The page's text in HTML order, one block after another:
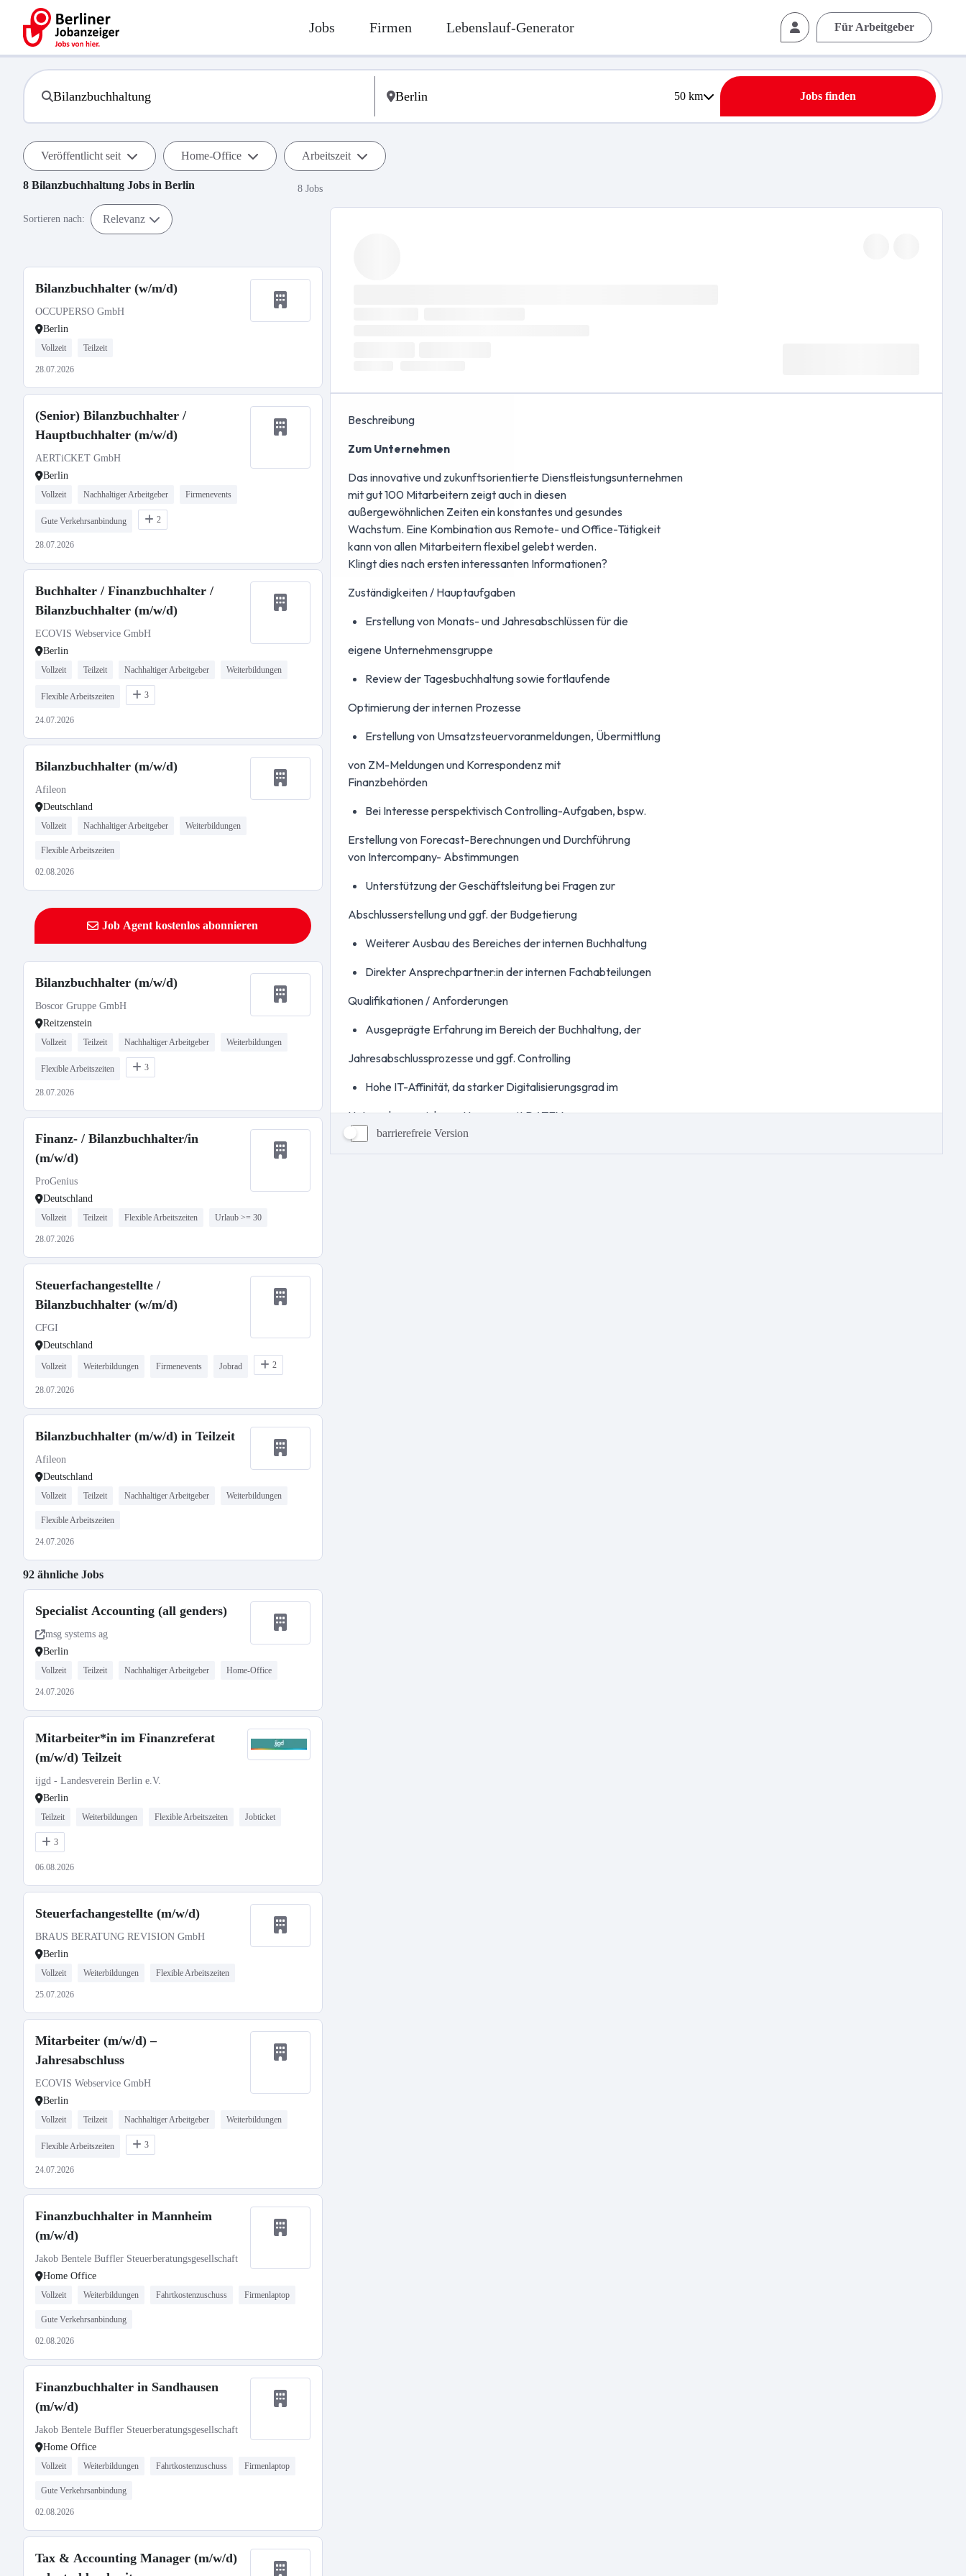
Jobs Firmen Lebenslauf-Generator Für Arbeitgeber
50km Jobs finden
Veröffentlicht seit Home-Office Arbeitszeit
8 Bilanzbuchhaltung Jobs in Berlin 8 Jobs
Sortieren nach: Relevanz
Bilanzbuchhalter (w/m/d)
OCCUPERSO GmbH
Berlin
Vollzeit Teilzeit
28.07.2026
(Senior) Bilanzbuchhalter /
Hauptbuchhalter (m/w/d)
AERTiCKET GmbH
Berlin
Vollzeit Nachhaltiger Arbeitgeber Firmenevents
Gute Verkehrsanbindung 2
28.07.2026
Buchhalter / Finanzbuchhalter /
Bilanzbuchhalter (m/w/d)
ECOVIS Webservice GmbH
Berlin
Vollzeit Teilzeit Nachhaltiger Arbeitgeber Weiterbildungen
Flexible Arbeitszeiten 3
24.07.2026
Bilanzbuchhalter (m/w/d)
Afileon
Deutschland
Vollzeit Nachhaltiger Arbeitgeber Weiterbildungen
Flexible Arbeitszeiten
02.08.2026
Job Agent kostenlos abonnieren
Bilanzbuchhalter (m/w/d)
Boscor Gruppe GmbH
Reitzenstein
Vollzeit Teilzeit Nachhaltiger Arbeitgeber Weiterbildungen
Flexible Arbeitszeiten 3
28.07.2026
Finanz- / Bilanzbuchhalter/in
(m/w/d)
ProGenius
Deutschland
Vollzeit Teilzeit Flexible Arbeitszeiten Urlaub >= 30
28.07.2026
Steuerfachangestellte /
Bilanzbuchhalter (w/m/d)
CFGI
Deutschland
Vollzeit Weiterbildungen Firmenevents Jobrad 2
28.07.2026
Bilanzbuchhalter (m/w/d) in Teilzeit
Afileon
Deutschland
Vollzeit Teilzeit Nachhaltiger Arbeitgeber Weiterbildungen
Flexible Arbeitszeiten
24.07.2026
92 ähnliche Jobs
Specialist Accounting (all genders)
msg systems ag
Berlin
Vollzeit Teilzeit Nachhaltiger Arbeitgeber Home-Office
24.07.2026
Mitarbeiter*in im Finanzreferat
(m/w/d) Teilzeit
ijgd - Landesverein Berlin e.V.
Berlin
Teilzeit Weiterbildungen Flexible Arbeitszeiten Jobticket
3
06.08.2026
Steuerfachangestellte (m/w/d)
BRAUS BERATUNG REVISION GmbH
Berlin
Vollzeit Weiterbildungen Flexible Arbeitszeiten
25.07.2026
Mitarbeiter (m/w/d) –
Jahresabschluss
ECOVIS Webservice GmbH
Berlin
Vollzeit Teilzeit Nachhaltiger Arbeitgeber Weiterbildungen
Flexible Arbeitszeiten 3
24.07.2026
Finanzbuchhalter in Mannheim
(m/w/d)
Jakob Bentele Buffler Steuerberatungsgesellschaft
Home Office
Vollzeit Weiterbildungen Fahrtkostenzuschuss Firmenlaptop
Gute Verkehrsanbindung
02.08.2026
Finanzbuchhalter in Sandhausen
(m/w/d)
Jakob Bentele Buffler Steuerberatungsgesellschaft
Home Office
Vollzeit Weiterbildungen Fahrtkostenzuschuss Firmenlaptop
Gute Verkehrsanbindung
02.08.2026
Tax & Accounting Manager (m/w/d)
barrierefreie Version